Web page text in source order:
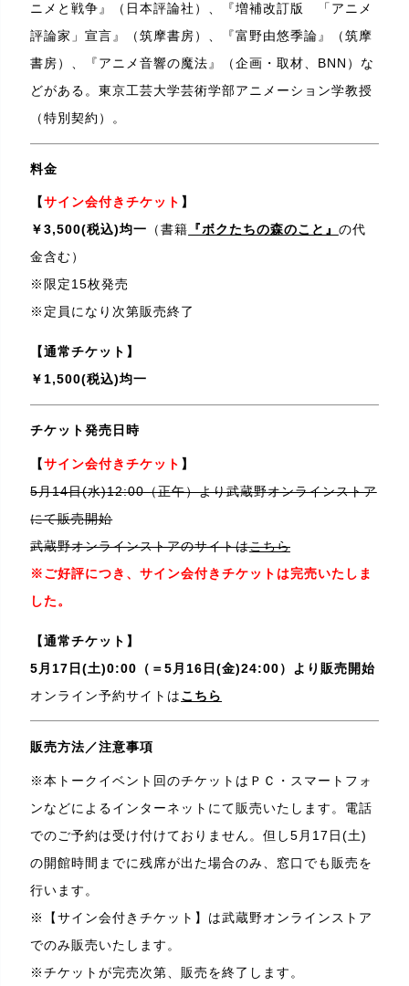
ニメと戦争』（日本評論社）、『増補改訂版 「アニメ
評論家」宣言』（筑摩書房）、『富野由悠季論』（筑摩
書房）、『アニメ音響の魔法』（企画・取材、BNN）な
どがある。東京工芸大学芸術学部アニメーション学教授
（特別契約）。
料金
【サイン会付きチケット 】
￥3,500(税込)均一 （書籍 『ボクたちの森のこと』 の代
金含む）
※限定15枚発売
※定員になり次第販売終了
【通常チケット】
￥1,500(税込)均一
チケット発売日時
【サイン会付きチケット 】
5月14日(水)12:00（正午）より武蔵野オンラインストア
にて販売開始
武蔵野オンラインストアのサイトはこちら
※ご好評につき、サイン会付きチケットは完売いたしま
した。
【通常チケット】
5月17日(土)0:00（＝5月16日(金)24:00）より販売開始
オンライン予約サイトはこちら
販売方法／注意事項
※本トークイベント回のチケットはＰＣ・スマートフォ
ンなどによるインターネットにて販売いたします。電話
でのご予約は受け付けておりません。但し5月17日(土)
の開館時間までに残席が出た場合のみ、窓口でも販売を
行います。
※【サイン会付きチケット】は武蔵野オンラインストア
でのみ販売いたします。
※チケットが完売次第、販売を終了します。